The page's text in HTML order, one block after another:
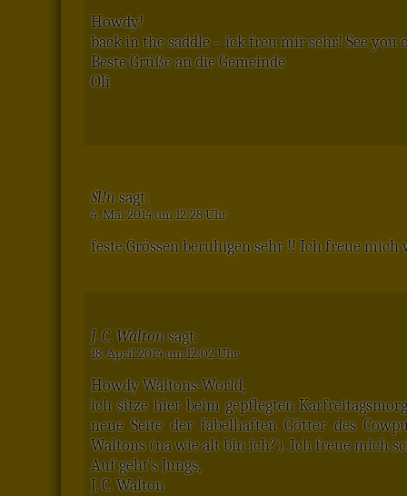
Howdy!
back in the saddle – ick freu mir sehr! See you
Beste Grüße an die Gemeinde
Oli
Sl!n sagt:
4. Mai 2014 um 12:28 Uhr
feste Grössen beruhigen sehr !! Ich freue mich
J. C. Walton sagt:
18. April 2014 um 12:02 Uhr
Howdy Waltons-World,
ich sitze hier beim gepflegten
neue Seite der fabelhaften Götter des
Waltons (na wie alt bin ich?). Ich freue mich
Auf geht’s Jungs,
J. C. Walton